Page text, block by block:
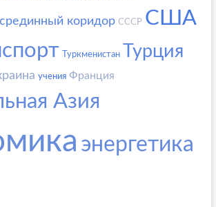
срединный коридор СССР США
Туркменистан Турция
учения Франция
Азия
энергетика